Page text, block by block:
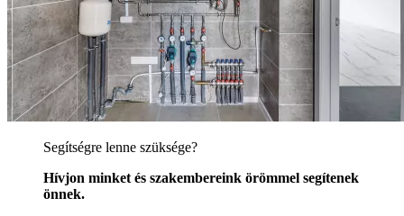
Segítségre lenne szüksége?
Hívjon minket és szakembereink örömmel segítenek
önnek.